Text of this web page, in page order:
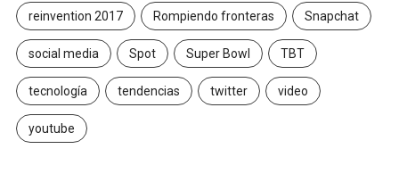
reinvention 2017 Rompiendo fronteras Snapchat
social media Spot Super Bowl TBT
tecnología tendencias twitter video
youtube